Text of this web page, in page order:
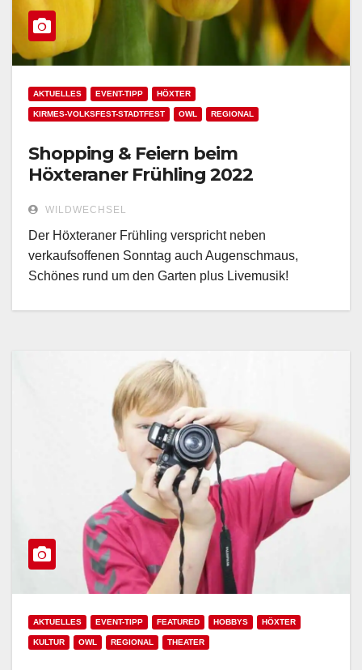
AKTUELLES EVENT-TIPP HÖXTER
KIRMES-VOLKSFEST-STADTFEST OWL REGIONAL
Shopping & Feiern beim
Höxteraner Frühling 2022
WILDWECHSEL
Der Höxteraner Frühling verspricht neben
verkaufsoffenen Sonntag auch Augenschmaus,
Schönes rund um den Garten plus Livemusik!
AKTUELLES EVENT-TIPP FEATURED HOBBYS HÖXTER
KULTUR OWL REGIONAL THEATER